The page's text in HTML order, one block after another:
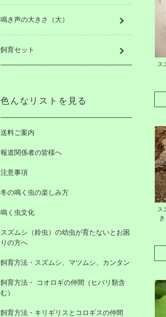
ス
ス
鳴き声の大きさ（大）
飼育セット
色んなリストを見る
送料ご案内
報道関係者の皆様へ
注意事項
冬の鳴く虫の楽しみ方
鳴く虫文化
スズムシ（鈴虫）の幼虫が育たないとお困
りの方へ
飼育方法・スズムシ、マツムシ、カンタン
飼育方法・ コオロギの仲間（ヒバリ類含
む）
飼育方法・キリギリスとコロギスの仲間